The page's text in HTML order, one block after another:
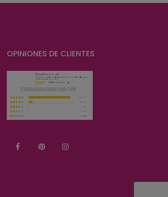
OPINIONES DE CLIENTES
FacebookPinterest